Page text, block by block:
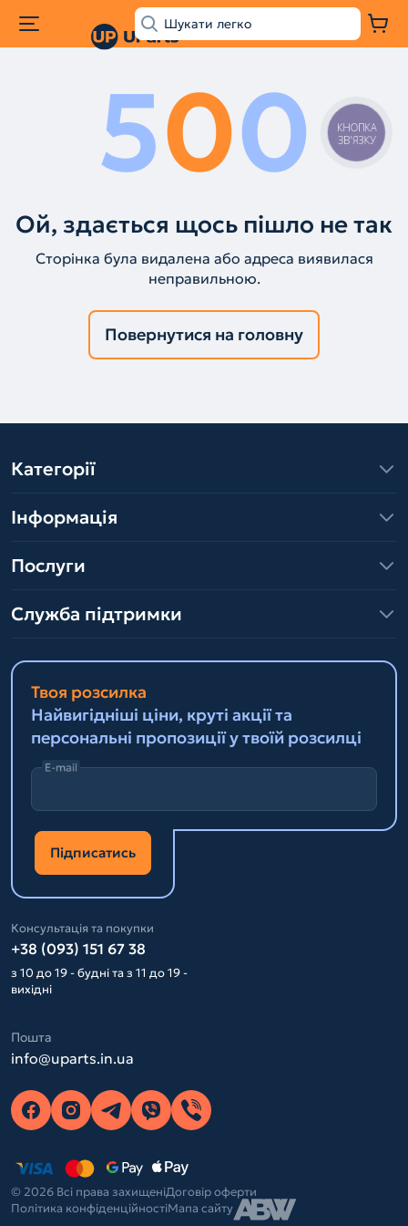
500
Ой, здається щось пішло не так
Сторінка була видалена або адреса виявилася
неправильною.
Повернутися на головну
Категорії
Інформація
Послуги
Служба підтримки
Твоя розсилка
Найвигідніші ціни, круті акції та
персональні пропозиції у твоїй розсилці
E-mail
Підписатись
Консультація та покупки
+38 (093) 151 67 38
з 10 до 19 - будні та з 11 до 19 -
вихідні
Пошта
info@uparts.in.ua
© 2026 Всі права захищеніДоговір оферти
Політика конфіденційностіМапа сайту
КНОПКА
ЗВ'ЯЗКУ